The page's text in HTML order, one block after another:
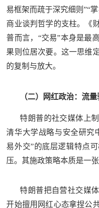
易框架而疏于深究细则”“
商业谈判哲学的支柱。《
普而言，“交易”本身是最
果则位居次要。这一思维
的复制与放大。
（二）网红政治：流
特朗普的社交媒体上
清华大学战略与安全研究
易外交”的底层逻辑特点
压。其施政策略本质是一
特朗普把自营社交媒
开始擅用网红心态拿捏公